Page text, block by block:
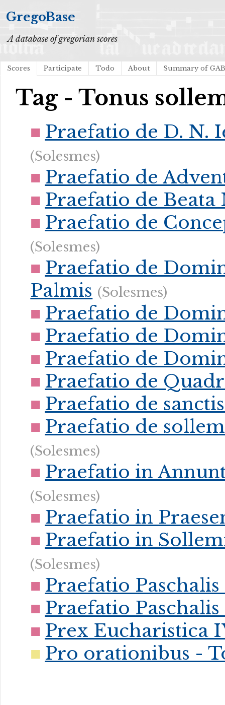
GregoBase
A database of gregorian scores
Scores Participate Todo About Summary of
Tag - Tonus
Praefatio de D. N.
(Solesmes)
Praefatio de
Praefatio de
Praefatio de
(Solesmes)
Praefatio de
Palmis (Solesmes)
Praefatio de
Praefatio de
Praefatio de
Praefatio de
Praefatio de
Praefatio de
(Solesmes)
Praefatio in
(Solesmes)
Praefatio in
Praefatio in
(Solesmes)
Praefatio
Praefatio
Prex Eucharistica
Pro orationibus -